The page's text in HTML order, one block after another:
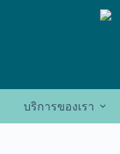
บริการของเรา